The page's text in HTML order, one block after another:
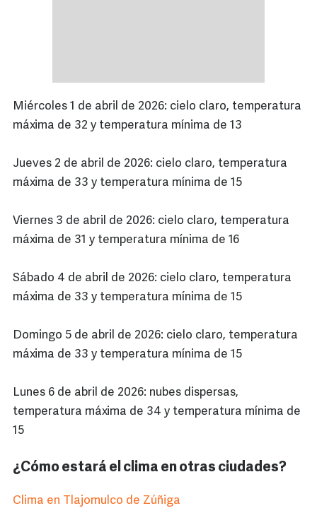
Miércoles 1 de abril de 2026: cielo claro, temperatura
máxima de 32 y temperatura mínima de 13
Jueves 2 de abril de 2026: cielo claro, temperatura
máxima de 33 y temperatura mínima de 15
Viernes 3 de abril de 2026: cielo claro, temperatura
máxima de 31 y temperatura mínima de 16
Sábado 4 de abril de 2026: cielo claro, temperatura
máxima de 33 y temperatura mínima de 15
Domingo 5 de abril de 2026: cielo claro, temperatura
máxima de 33 y temperatura mínima de 15
Lunes 6 de abril de 2026: nubes dispersas,
temperatura máxima de 34 y temperatura mínima de
15
¿Cómo estará el clima en otras ciudades?
Clima en Tlajomulco de Zúñiga